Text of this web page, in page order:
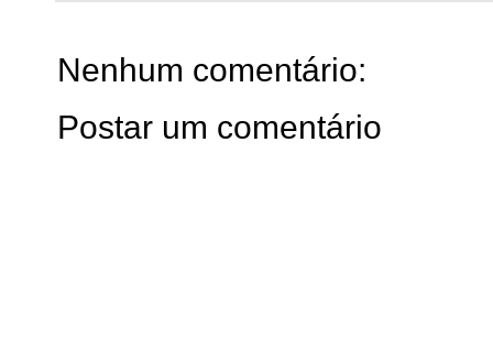
Nenhum comentário:
Postar um comentário